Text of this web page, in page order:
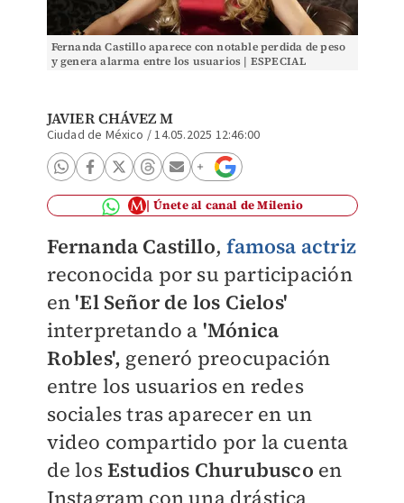
Fernanda Castillo aparece con notable perdida de peso
y genera alarma entre los usuarios | ESPECIAL
JAVIER CHÁVEZ M
Ciudad de México /14.05.2025 12:46:00
Únete al canal de Milenio
Fernanda Castillo,famosa actriz
reconocida por su participación
en'El Señor de los Cielos'
interpretando a 'Mónica
Robles', generó preocupación
entre los usuarios en redes
sociales tras aparecer en un
video compartido por la cuenta
de losEstudios Churubusco en
Instagram con una drástica